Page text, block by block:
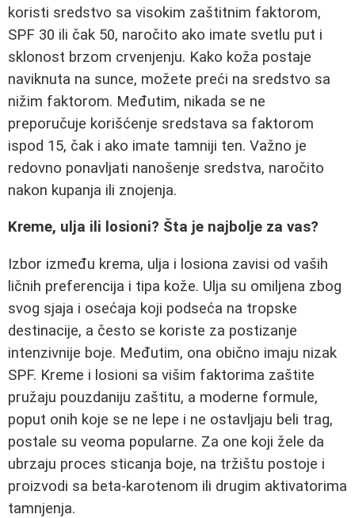
koristi sredstvo sa visokim zaštitnim faktorom,
SPF 30 ili čak 50, naročito ako imate svetlu put i
sklonost brzom crvenjenju. Kako koža postaje
naviknuta na sunce, možete preći na sredstvo sa
nižim faktorom. Međutim, nikada se ne
preporučuje korišćenje sredstava sa faktorom
ispod 15, čak i ako imate tamniji ten. Važno je
redovno ponavljati nanošenje sredstva, naročito
nakon kupanja ili znojenja.
Kreme, ulja ili losioni? Šta je najbolje za vas?
Izbor između krema, ulja i losiona zavisi od vaših
ličnih preferencija i tipa kože. Ulja su omiljena zbog
svog sjaja i osećaja koji podseća na tropske
destinacije, a često se koriste za postizanje
intenzivnije boje. Međutim, ona obično imaju nizak
SPF. Kreme i losioni sa višim faktorima zaštite
pružaju pouzdaniju zaštitu, a moderne formule,
poput onih koje se ne lepe i ne ostavljaju beli trag,
postale su veoma popularne. Za one koji žele da
ubrzaju proces sticanja boje, na tržištu postoje i
proizvodi sa beta-karotenom ili drugim aktivatorima
tamnjenja.